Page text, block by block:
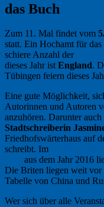
das Buch
Zum 11. Mal findet vom
statt. Ein Hochamt für
schiere Anzahl der
dieses Jahr istEngland.
Tübingen feiern dieses
Eine gute Möglichkeit,
Autorinnen und Autoren
anzuhören. Darunter
Stadtschreiberin
Friedhofswärterhaus auf
schreibt. Im
aus dem Jahr 2016
Die Briten liegen weit
Tabelle von China und
Wer sich über alle